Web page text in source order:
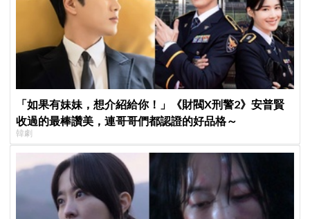
「如果有妹妹，想介紹給你！」《財閥X刑警2》安普賢
收過的最棒讚美，連哥哥們都認證的好品格～
韓劇